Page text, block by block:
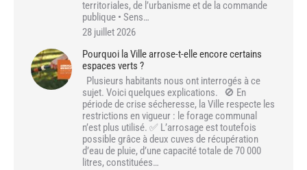
territoriales, de l’urbanisme et de la commande
publique • Sens…
28 juillet 2026
Pourquoi la Ville arrose-t-elle encore certains
espaces verts ?
Plusieurs habitants nous ont interrogés à ce
sujet. Voici quelques explications. 🚫 En
période de crise sécheresse, la Ville respecte les
restrictions en vigueur : le forage communal
n’est plus utilisé. ✅ L’arrosage est toutefois
possible grâce à deux cuves de récupération
d’eau de pluie, d’une capacité totale de 70 000
litres, constituées…